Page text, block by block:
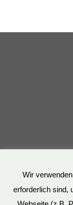
Wir
erforderlich sind,